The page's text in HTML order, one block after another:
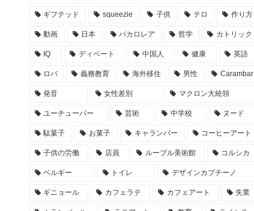
ギフテッド squeezie 子供 テロ 作り方
動画 日本 バカロレア 哲学 カトリック
IQ ディベート 中国人 健康 英語
ロバ 義務教育 海外移住 男性 Carambar
発音 女性差別 マクロン大統領
ユーチューバー 芸術 中学校 ヌード
駄菓子 お菓子 キャランバー コーヒーアート
子供の労働 店員 ルーブル美術館 コルシカ
ベルギー トイレ デザインカプチーノ
ギニョール カフェラテ カフェアート 失業